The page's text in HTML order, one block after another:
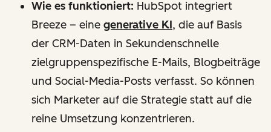
Wie es funktioniert: HubSpot integriert
Breeze – eine generative KI, die auf Basis
der CRM-Daten in Sekundenschnelle
zielgruppenspezifische E-Mails, Blogbeiträge
und Social-Media-Posts verfasst. So können
sich Marketer auf die Strategie statt auf die
reine Umsetzung konzentrieren.